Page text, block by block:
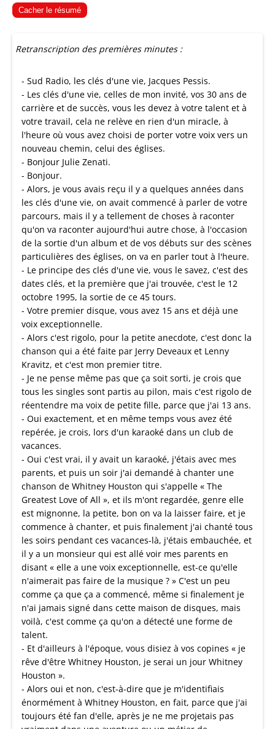
Cacher le résumé
Retranscription des premières minutes :
- Sud Radio, les clés d'une vie, Jacques Pessis.
- Les clés d'une vie, celles de mon invité, vos 30 ans de
carrière et de succès, vous les devez à votre talent et à
votre travail, cela ne relève en rien d'un miracle, à
l'heure où vous avez choisi de porter votre voix vers un
nouveau chemin, celui des églises.
- Bonjour Julie Zenati.
- Bonjour.
- Alors, je vous avais reçu il y a quelques années dans
les clés d'une vie, on avait commencé à parler de votre
parcours, mais il y a tellement de choses à raconter
qu'on va raconter aujourd'hui autre chose, à l'occasion
de la sortie d'un album et de vos débuts sur des scènes
particulières des églises, on va en parler tout à l'heure.
- Le principe des clés d'une vie, vous le savez, c'est des
dates clés, et la première que j'ai trouvée, c'est le 12
octobre 1995, la sortie de ce 45 tours.
- Votre premier disque, vous avez 15 ans et déjà une
voix exceptionnelle.
- Alors c'est rigolo, pour la petite anecdote, c'est donc la
chanson qui a été faite par Jerry Deveaux et Lenny
Kravitz, et c'est mon premier titre.
- Je ne pense même pas que ça soit sorti, je crois que
tous les singles sont partis au pilon, mais c'est rigolo de
réentendre ma voix de petite fille, parce que j'ai 13 ans.
- Oui exactement, et en même temps vous avez été
repérée, je crois, lors d'un karaoké dans un club de
vacances.
- Oui c'est vrai, il y avait un karaoké, j'étais avec mes
parents, et puis un soir j'ai demandé à chanter une
chanson de Whitney Houston qui s'appelle « The
Greatest Love of All », et ils m'ont regardée, genre elle
est mignonne, la petite, bon on va la laisser faire, et je
commence à chanter, et puis finalement j'ai chanté tous
les soirs pendant ces vacances-là, j'étais embauchée, et
il y a un monsieur qui est allé voir mes parents en
disant « elle a une voix exceptionnelle, est-ce qu'elle
n'aimerait pas faire de la musique ? » C'est un peu
comme ça que ça a commencé, même si finalement je
n'ai jamais signé dans cette maison de disques, mais
voilà, c'est comme ça qu'on a détecté une forme de
talent.
- Et d'ailleurs à l'époque, vous disiez à vos copines « je
rêve d'être Whitney Houston, je serai un jour Whitney
Houston ».
- Alors oui et non, c'est-à-dire que je m'identifiais
énormément à Whitney Houston, en fait, parce que j'ai
toujours été fan d'elle, après je ne me projetais pas